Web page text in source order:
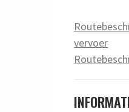
vervoer